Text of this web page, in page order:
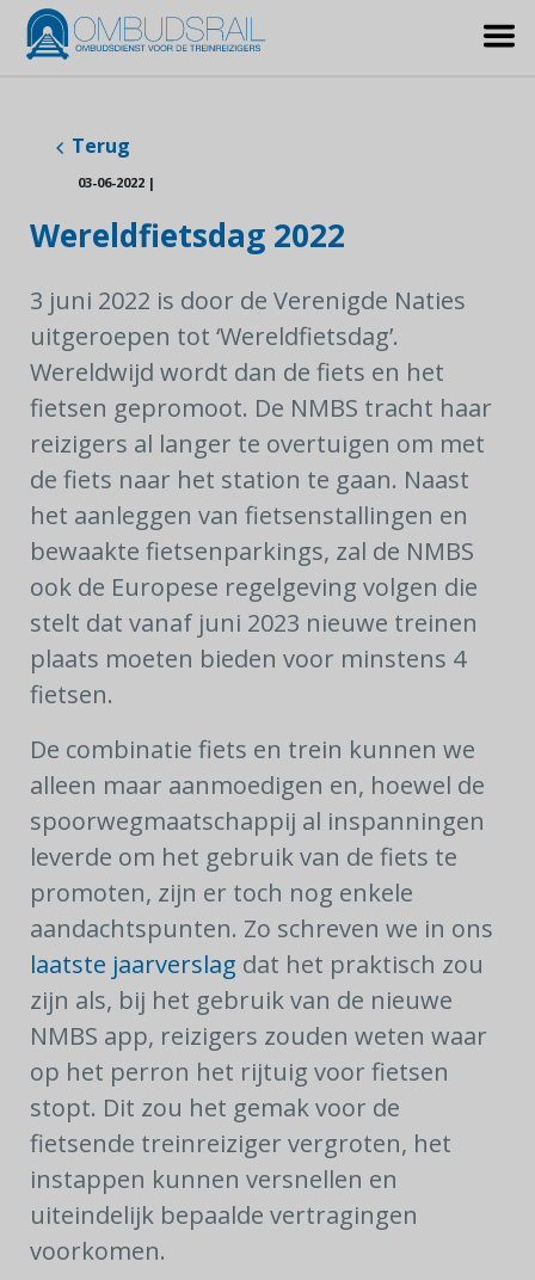
Terug
03-06-2022 |
Wereldfietsdag 2022
3 juni 2022 is door de Verenigde Naties
uitgeroepen tot ‘Wereldfietsdag’.
Wereldwijd wordt dan de fiets en het
fietsen gepromoot. De NMBS tracht haar
reizigers al langer te overtuigen om met
de fiets naar het station te gaan. Naast
het aanleggen van fietsenstallingen en
bewaakte fietsenparkings, zal de NMBS
ook de Europese regelgeving volgen die
stelt dat vanaf juni 2023 nieuwe treinen
plaats moeten bieden voor minstens 4
fietsen.
De combinatie fiets en trein kunnen we
alleen maar aanmoedigen en, hoewel de
spoorwegmaatschappij al inspanningen
leverde om het gebruik van de fiets te
promoten, zijn er toch nog enkele
aandachtspunten. Zo schreven we in ons
laatste jaarverslag dat het praktisch zou
zijn als, bij het gebruik van de nieuwe
NMBS app, reizigers zouden weten waar
op het perron het rijtuig voor fietsen
stopt. Dit zou het gemak voor de
fietsende treinreiziger vergroten, het
instappen kunnen versnellen en
uiteindelijk bepaalde vertragingen
voorkomen.